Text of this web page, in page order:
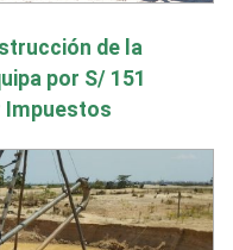
de la
por S/ 151
Impuestos